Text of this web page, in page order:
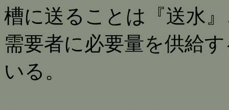
槽に送ることは『送水
需要者に必要量を供給
いる。